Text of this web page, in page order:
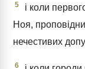
5
і коли
Ноя,
нечестивих
6